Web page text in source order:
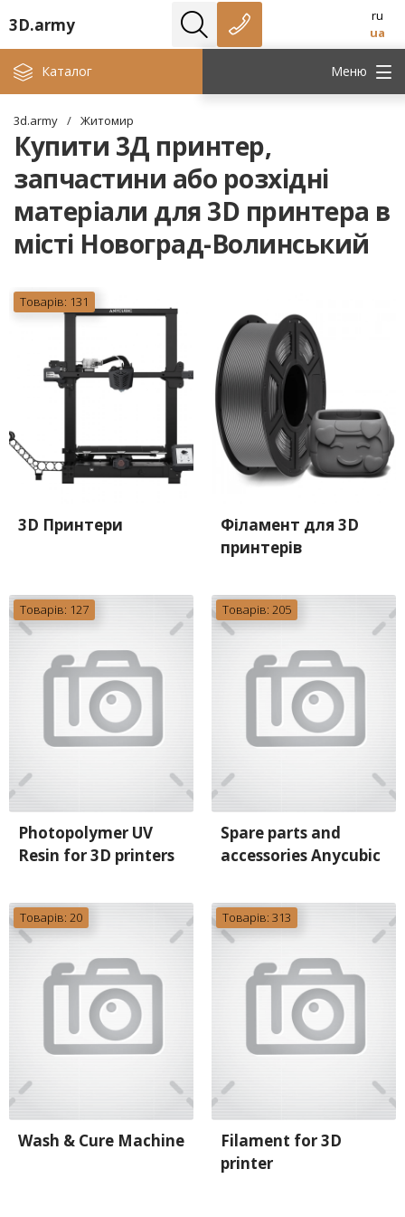
3D.army
ru
ua
Каталог Меню
3d.army / Житомир
Купити 3Д принтер,
запчастини або розхідні
матеріали для 3D принтера в
місті Новоград-Волинський
Товарів: 131
3D Принтери
Філамент для 3D
принтерів
Товарів: 127
Photopolymer UV
Resin for 3D printers
Товарів: 205
Spare parts and
accessories Anycubic
Товарів: 20
Wash & Cure Machine
Товарів: 313
Filament for 3D
printer